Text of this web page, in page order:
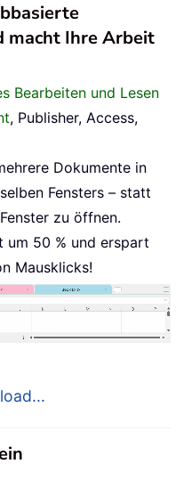
macht Ihre Arbeit
Bearbeiten und Lesen
, Publisher, Access,
Dokumente in
Fensters – statt
zu öffnen.
50 % und erspart
Mausklicks!